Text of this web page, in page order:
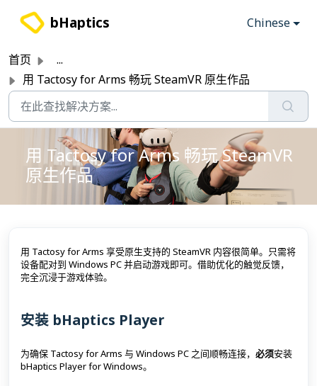
bHaptics Chinese
首页
...
用 Tactosy for Arms 畅玩 SteamVR 原生作品
用 Tactosy for Arms 畅玩 SteamVR
原生作品
用 Tactosy for Arms 享受原生支持的 SteamVR 内容很简单。只需将
设备配对到 Windows PC 并启动游戏即可。借助优化的触觉反馈，
完全沉浸于游戏体验。
安装 bHaptics Player
为确保 Tactosy for Arms 与 Windows PC 之间顺畅连接， 必须安装
bHaptics Player for Windows。